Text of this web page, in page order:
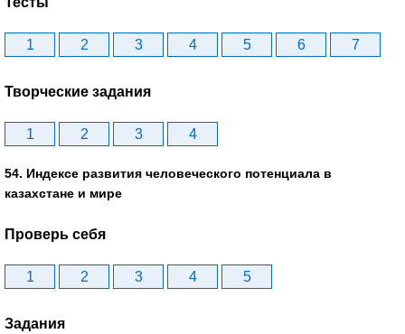
1 2 3 4 5 6 7
Творческие задания
1 2 3 4
54. Индексе развития человеческого потенциала в
казахстане и мире
Проверь себя
1 2 3 4 5
Задания